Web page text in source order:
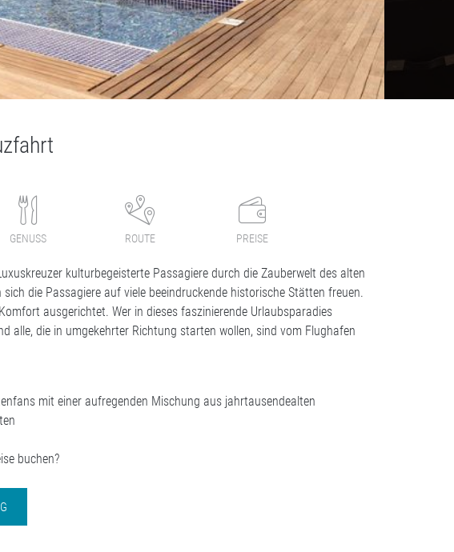
GENUSS ROUTE PREISE
kulturbegeisterte Passagiere durch die Zauberwelt des alten
die Passagiere auf viele beeindruckende historische Stätten freuen.
ausgerichtet. Wer in dieses faszinierende Urlaubsparadies
alle, die in umgekehrter Richtung starten wollen, sind vom Flughafen
mit einer aufregenden Mischung aus jahrtausendealten
buchen?